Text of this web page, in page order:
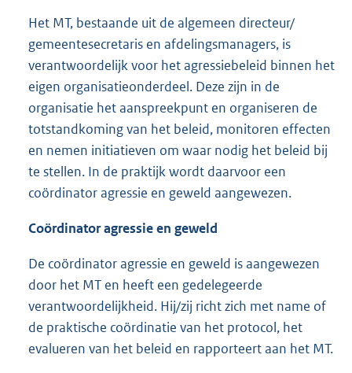
Het MT, bestaande uit de algemeen directeur/
gemeentesecretaris en afdelingsmanagers, is
verantwoordelijk voor het agressiebeleid binnen het
eigen organisatieonderdeel. Deze zijn in de
organisatie het aanspreekpunt en organiseren de
totstandkoming van het beleid, monitoren effecten
en nemen initiatieven om waar nodig het beleid bij
te stellen. In de praktijk wordt daarvoor een
coördinator agressie en geweld aangewezen.
Coördinator agressie en geweld
De coördinator agressie en geweld is aangewezen
door het MT en heeft een gedelegeerde
verantwoordelijkheid. Hij/zij richt zich met name of
de praktische coördinatie van het protocol, het
evalueren van het beleid en rapporteert aan het MT.